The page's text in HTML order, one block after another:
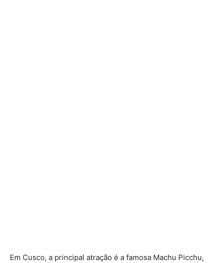
Em Cusco, a principal atração é a famosa Machu Picchu,